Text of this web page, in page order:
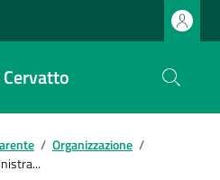
/ Organizzazione /